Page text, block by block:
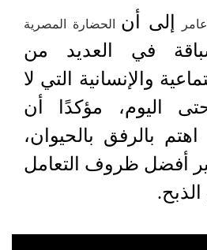
إلى أن الحضارة المصرية
في العديد من
والإنسانية التي لا
اليوم، مؤكدًا أن
بالرفق بالحيوان،
أفضل ظروف التعامل